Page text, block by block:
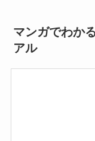
マンガでわか
アル